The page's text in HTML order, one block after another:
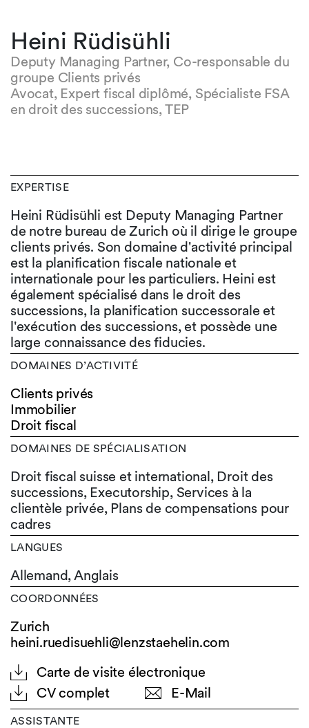
Heini Rüdisühli
Deputy Managing Partner, Co-responsable du
groupe Clients privés
Avocat, Expert fiscal diplômé, Spécialiste FSA
en droit des successions, TEP
EXPERTISE
Heini Rüdisühli est Deputy Managing Partner
de notre bureau de Zurich où il dirige le groupe
clients privés. Son domaine d'activité principal
est la planification fiscale nationale et
internationale pour les particuliers. Heini est
également spécialisé dans le droit des
successions, la planification successorale et
l'exécution des successions, et possède une
large connaissance des fiducies.
DOMAINES D’ACTIVITÉ
Clients privés
Immobilier
Droit fiscal
DOMAINES DE SPÉCIALISATION
Droit fiscal suisse et international, Droit des
successions, Executorship, Services à la
clientèle privée, Plans de compensations pour
cadres
LANGUES
Allemand,Anglais
COORDONNÉES
Zurich
heini.ruedisuehli@lenzstaehelin.com
Carte de visite électronique
CV complet
E-Mail
ASSISTANTE